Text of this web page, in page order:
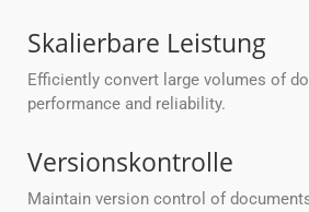
Skalierbare Leistung
Efficiently convert large volumes of
performance and reliability.
Versionskontrolle
Maintain version control of